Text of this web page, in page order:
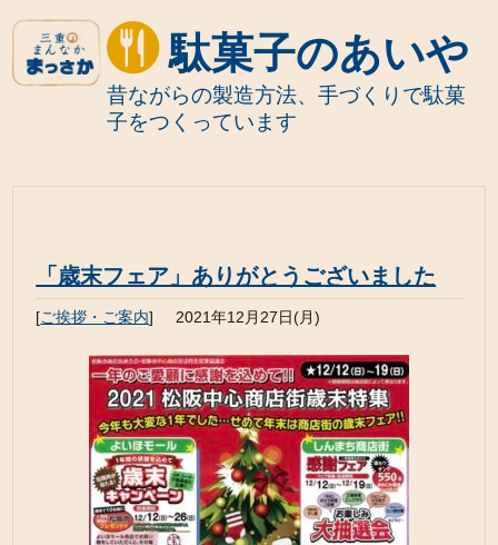
駄菓子のあいや
昔ながらの製造方法、手づくりで駄菓
子をつくっています
「歳末フェア」ありがとうございました
[ご挨拶・ご案内] 2021年12月27日(月)